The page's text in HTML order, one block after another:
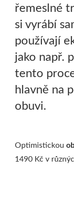
řemeslné
si vyrábí
používají
jako např.
tento
hlavně na
obuvi.
Optimistickou
1490 Kč v